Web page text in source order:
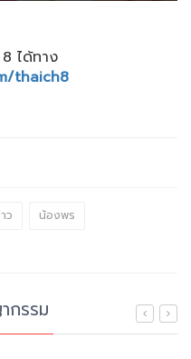
ได้ทาง
thaich8
ว
น้องพร
กรรม